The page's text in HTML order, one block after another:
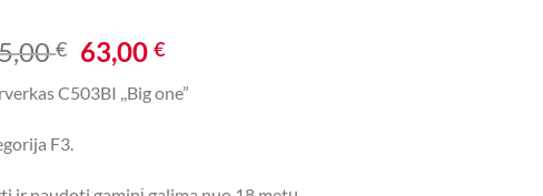
€ Original
price
was:
63,00€Current
is:
C503BI ,,Big one”
F3.